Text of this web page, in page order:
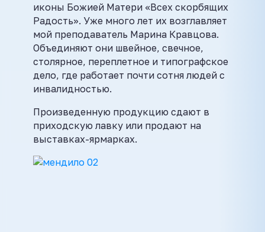
иконы Божией Матери «Всех скорбящих
Радость». Уже много лет их возглавляет
мой преподаватель Марина Кравцова.
Объединяют они швейное, свечное,
столярное, переплетное и типографское
дело, где работает почти сотня людей с
инвалидностью.
Произведенную продукцию сдают в
приходскую лавку или продают на
выставках-ярмарках.